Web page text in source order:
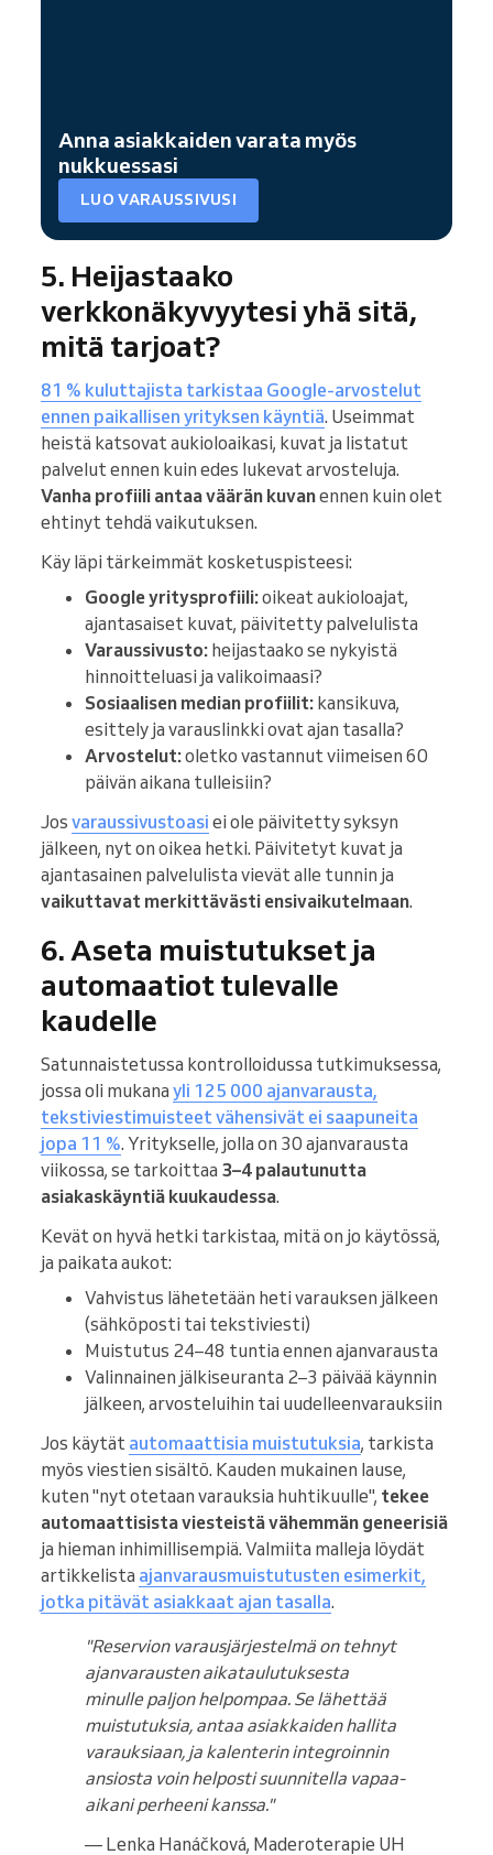
Anna asiakkaiden varata myös
nukkuessasi
LUO VARAUSSIVUSI
5. Heijastaako
verkkonäkyvyytesi yhä sitä,
mitä tarjoat?
81 % kuluttajista tarkistaa Google-arvostelut
ennen paikallisen yrityksen käyntiä. Useimmat
heistä katsovat aukioloaikasi, kuvat ja listatut
palvelut ennen kuin edes lukevat arvosteluja.
Vanha profiili antaa väärän kuvanennen kuin olet
ehtinyt tehdä vaikutuksen.
Käy läpi tärkeimmät kosketuspisteesi:
Google yritysprofiili:oikeat aukioloajat,
ajantasaiset kuvat, päivitetty palvelulista
Varaussivusto: heijastaako se nykyistä
hinnoitteluasi ja valikoimaasi?
Sosiaalisen median profiilit: kansikuva,
esittely ja varauslinkki ovat ajan tasalla?
Arvostelut:oletko vastannut viimeisen 60
päivän aikana tulleisiin?
Jos varaussivustoasi ei ole päivitetty syksyn
jälkeen, nyt on oikea hetki. Päivitetyt kuvat ja
ajantasainen palvelulista vievät alle tunnin ja
vaikuttavat merkittävästi ensivaikutelmaan.
6. Aseta muistutukset ja
automaatiot tulevalle
kaudelle
Satunnaistetussa kontrolloidussa tutkimuksessa,
jossa oli mukana yli 125 000 ajanvarausta,
tekstiviestimuisteet vähensivät ei saapuneita
jopa 11 %. Yritykselle, jolla on 30 ajanvarausta
viikossa, se tarkoittaa 3–4 palautunutta
asiakaskäyntiä kuukaudessa.
Kevät on hyvä hetki tarkistaa, mitä on jo käytössä,
ja paikata aukot:
Vahvistus lähetetään heti varauksen jälkeen
(sähköposti tai tekstiviesti)
Muistutus 24–48 tuntia ennen ajanvarausta
Valinnainen jälkiseuranta 2–3 päivää käynnin
jälkeen, arvosteluihin tai uudelleenvarauksiin
Jos käytät automaattisia muistutuksia, tarkista
myös viestien sisältö. Kauden mukainen lause,
kuten "nyt otetaan varauksia huhtikuulle", tekee
automaattisista viesteistä vähemmän geneerisiä
ja hieman inhimillisempiä. Valmiita malleja löydät
artikkelista ajanvarausmuistutusten esimerkit,
jotka pitävät asiakkaat ajan tasalla.
"Reservion varausjärjestelmä on tehnyt
ajanvarausten aikataulutuksesta
minulle paljon helpompaa. Se lähettää
muistutuksia, antaa asiakkaiden hallita
varauksiaan, ja kalenterin integroinnin
ansiosta voin helposti suunnitella vapaa-
aikani perheeni kanssa."
— Lenka Hanáčková, Maderoterapie UH